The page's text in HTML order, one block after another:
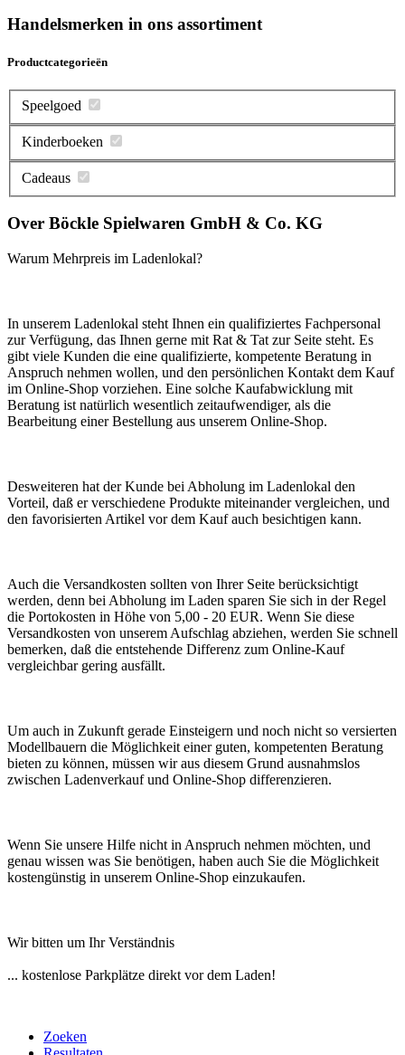
Handelsmerken in ons assortiment
Productcategorieën
Speelgoed
Kinderboeken
Cadeaus
Over Böckle Spielwaren GmbH & Co. KG
Warum Mehrpreis im Ladenlokal?
In unserem Ladenlokal steht Ihnen ein qualifiziertes Fachpersonal
zur Verfügung, das Ihnen gerne mit Rat & Tat zur Seite steht. Es
gibt viele Kunden die eine qualifizierte, kompetente Beratung in
Anspruch nehmen wollen, und den persönlichen Kontakt dem Kauf
im Online-Shop vorziehen. Eine solche Kaufabwicklung mit
Beratung ist natürlich wesentlich zeitaufwendiger, als die
Bearbeitung einer Bestellung aus unserem Online-Shop.
Desweiteren hat der Kunde bei Abholung im Ladenlokal den
Vorteil, daß er verschiedene Produkte miteinander vergleichen, und
den favorisierten Artikel vor dem Kauf auch besichtigen kann.
Auch die Versandkosten sollten von Ihrer Seite berücksichtigt
werden, denn bei Abholung im Laden sparen Sie sich in der Regel
die Portokosten in Höhe von 5,00 - 20 EUR. Wenn Sie diese
Versandkosten von unserem Aufschlag abziehen, werden Sie schnell
bemerken, daß die entstehende Differenz zum Online-Kauf
vergleichbar gering ausfällt.
Um auch in Zukunft gerade Einsteigern und noch nicht so versierten
Modellbauern die Möglichkeit einer guten, kompetenten Beratung
bieten zu können, müssen wir aus diesem Grund ausnahmslos
zwischen Ladenverkauf und Online-Shop differenzieren.
Wenn Sie unsere Hilfe nicht in Anspruch nehmen möchten, und
genau wissen was Sie benötigen, haben auch Sie die Möglichkeit
kostengünstig in unserem Online-Shop einzukaufen.
Wir bitten um Ihr Verständnis
... kostenlose Parkplätze direkt vor dem Laden!
Zoeken